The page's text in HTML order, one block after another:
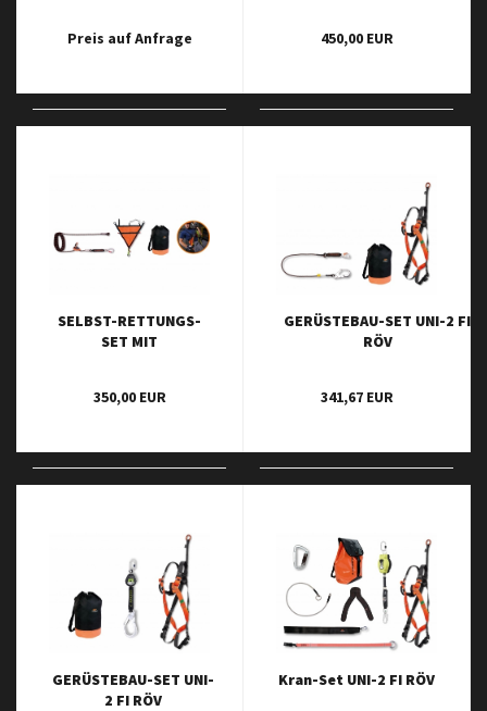
Preis auf Anfrage 450,00 EUR
SELBST-RETTUNGS-
SET MIT
350,00 EUR
GERÜSTEBAU-SET UNI-2 FI
RÖV
341,67 EUR
GERÜSTEBAU-SET UNI-
2 FI RÖV
Kran-Set UNI-2 FI RÖV